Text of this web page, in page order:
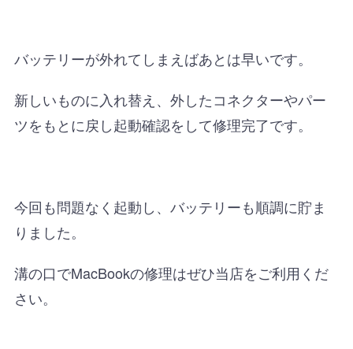
バッテリーが外れてしまえばあとは早いです。
新しいものに入れ替え、外したコネクターやパー
ツをもとに戻し起動確認をして修理完了です。
今回も問題なく起動し、バッテリーも順調に貯ま
りました。
溝の口でMacBookの修理はぜひ当店をご利用くだ
さい。